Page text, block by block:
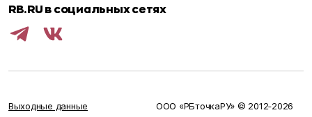
RB.RU в социальных сетях
Выходные данные ООО «РБточкаРУ» © 2012‑2026